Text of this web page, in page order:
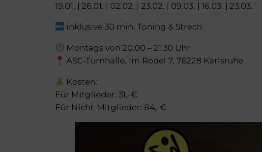
19.01. | 26.01. | 02.02. | 23.02. | 09.03. | 16.03. | 23.03.
inklusive 30 min. Toning & Strech
Montags von 20:00 – 21:30 Uhr
ASC-Turnhalle, Im Rodel 7, 76228 Karlsruhe
Kosten:
Für Mitglieder: 31,-€
Für Nicht-Mitglieder: 84,-€